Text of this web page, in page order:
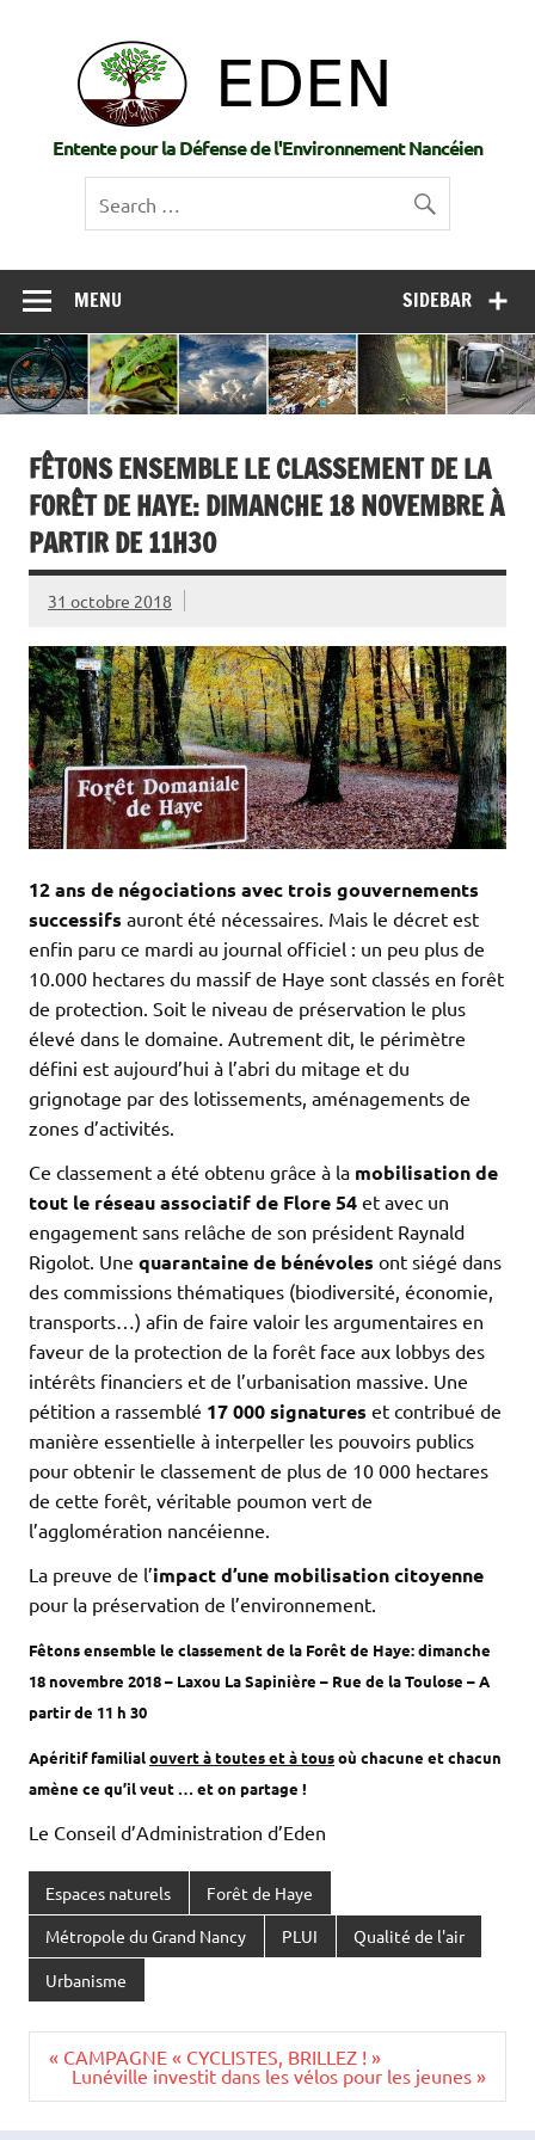
Entente pour la Défense de l'Environnement Nancéien
SIDEBAR
MENU
FÊTONS ENSEMBLE LE CLASSEMENT DE LA
FORÊT DE HAYE: DIMANCHE 18 NOVEMBRE À
PARTIR DE 11H30
31 octobre 2018
12 ans de négociations avec trois gouvernements
successifs auront été nécessaires. Mais le décret est
enfin paru ce mardi au journal officiel : un peu plus de
10.000 hectares du massif de Haye sont classés en forêt
de protection. Soit le niveau de préservation le plus
élevé dans le domaine. Autrement dit, le périmètre
défini est aujourd’hui à l’abri du mitage et du
grignotage par des lotissements, aménagements de
zones d’activités.
Ce classement a été obtenu grâce à la mobilisation de
tout le réseau associatif de Flore 54 et avec un
engagement sans relâche de son président Raynald
Rigolot. Une quarantaine de bénévoles ont siégé dans
des commissions thématiques (biodiversité, économie,
transports…) afin de faire valoir les argumentaires en
faveur de la protection de la forêt face aux lobbys des
intérêts financiers et de l’urbanisation massive. Une
pétition a rassemblé 17 000 signatures et contribué de
manière essentielle à interpeller les pouvoirs publics
pour obtenir le classement de plus de 10 000 hectares
de cette forêt, véritable poumon vert de
l’agglomération nancéienne.
La preuve de l’impact d’une mobilisation citoyenne
pour la préservation de l’environnement.
Fêtons ensemble le classement de la Forêt de Haye: dimanche
18 novembre 2018 – Laxou La Sapinière – Rue de la Toulose – A
partir de 11 h 30
Apéritif familialouvert à toutes et à tousoù chacune et chacun
amène ce qu’il veut … et on partage !
Le Conseil d’Administration d’Eden
Espaces naturels Forêt de Haye
Métropole du Grand Nancy PLUI Qualité de l'air
Urbanisme
Navigation
« CAMPAGNE « CYCLISTES, BRILLEZ ! »
Lunéville investit dans les vélos pour les jeunes »